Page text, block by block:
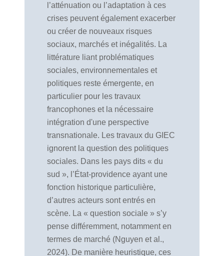
l’atténuation ou l’adaptation à ces
crises peuvent également exacerber
ou créer de nouveaux risques
sociaux, marchés et inégalités. La
littérature liant problématiques
sociales, environnementales et
politiques reste émergente, en
particulier pour les travaux
francophones et la nécessaire
intégration d'une perspective
transnationale. Les travaux du GIEC
ignorent la question des politiques
sociales. Dans les pays dits « du
sud », l’État-providence ayant une
fonction historique particulière,
d’autres acteurs sont entrés en
scène. La « question sociale » s’y
pense différemment, notamment en
termes de marché (Nguyen et al.,
2024). De manière heuristique, ces